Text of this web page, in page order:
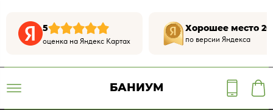
5
оценка на Яндекс Картах
Хорошее место
по версии Яндекса
БАНИУМ